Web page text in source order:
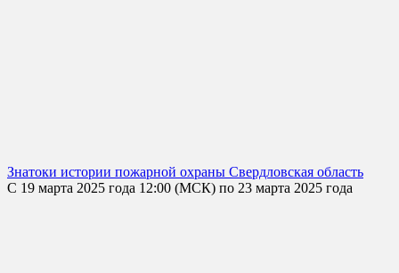
Знатоки истории пожарной охраны Свердловская область
С 19 марта 2025 года 12:00 (МСК) по 23 марта 2025 года